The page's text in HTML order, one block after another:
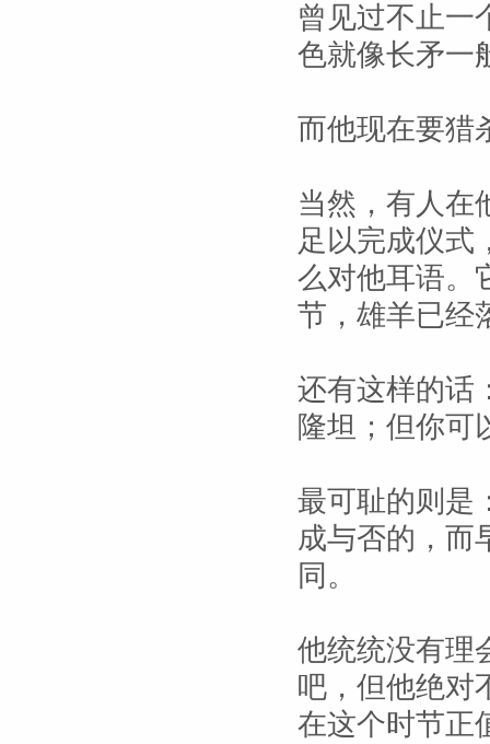
曾见过不止一
色就像长矛一
而他现在要猎
当然，有人在
足以完成仪式
么对他耳语。
节，雄羊已经
还有这样的话
隆坦；但你可
最可耻的则是
成与否的，而
同。
他统统没有理
吧，但他绝对
在这个时节正